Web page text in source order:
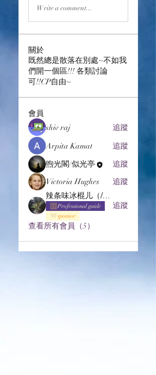
Write a comment...
關於
既然總是散落在別處~不如我
們開一個區!!! 各類討論
可!!CP自由~
會員
shiv raj
追蹤
Arpita Kamat
追蹤
煦光閣/似光亭
追蹤
Victoria Hughes
追蹤
辣条味冰棍儿（lof别玩了要氪金的）
Professional guide
sponsor
追蹤
查看所有會員（5）